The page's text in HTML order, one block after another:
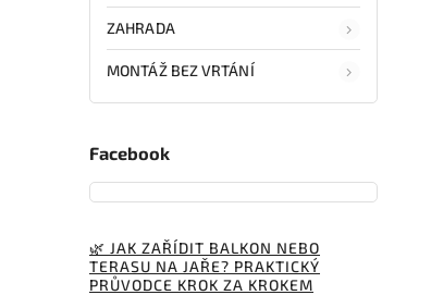
ZAHRADA
MONTÁŽ BEZ VRTÁNÍ
Facebook
🌿 JAK ZAŘÍDIT BALKON NEBO
TERASU NA JAŘE? PRAKTICKÝ
PRŮVODCE KROK ZA KROKEM